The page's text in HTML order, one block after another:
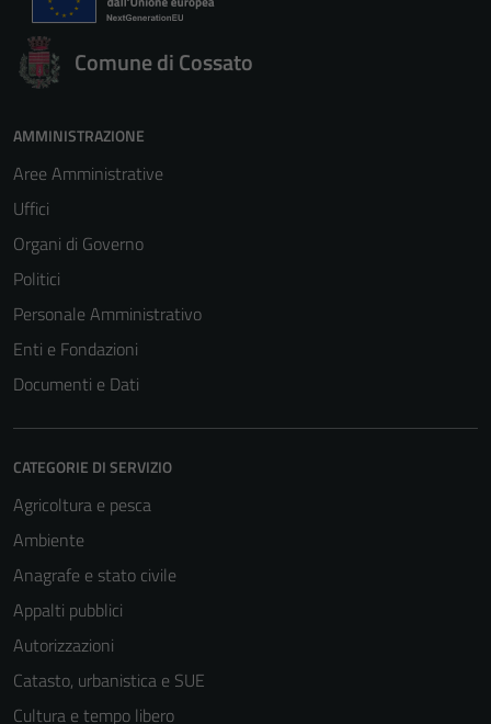
Comune di Cossato
AMMINISTRAZIONE
Aree Amministrative
Uffici
Organi di Governo
Politici
Personale Amministrativo
Enti e Fondazioni
Documenti e Dati
CATEGORIE DI SERVIZIO
Agricoltura e pesca
Ambiente
Anagrafe e stato civile
Appalti pubblici
Autorizzazioni
Catasto, urbanistica e SUE
Cultura e tempo libero